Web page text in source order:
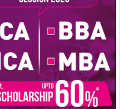
कंपनी IBM के साथ बिजनेस
(ऑनर्स) कार्यक्रम संचालित
हस्ताक्षर किए हैं। इस
की जरूरतों के अनुरूप
कराना है।